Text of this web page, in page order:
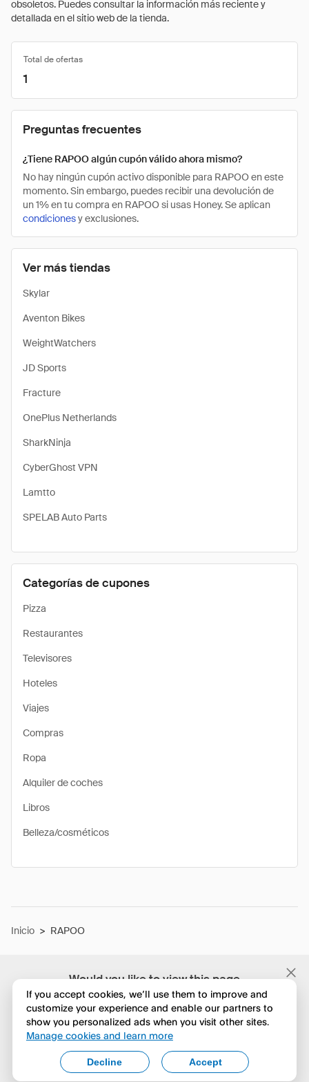
Would you like to view this page
in English?
No, seguir navegando
Yes, change to English
obsoletos. Puedes consultar la información más reciente y
detallada en el sitio web de la tienda.
Ver más tiendas
Skylar
Aventon Bikes
WeightWatchers
JD Sports
Fracture
OnePlus Netherlands
SharkNinja
CyberGhost VPN
Lamtto
SPELAB Auto Parts
Categorías de cupones
Pizza
Restaurantes
Televisores
Hoteles
Viajes
Compras
Ropa
Alquiler de coches
Libros
Belleza/cosméticos
Total de ofertas
1
Preguntas frecuentes
¿Tiene RAPOO algún cupón válido ahora mismo?
No hay ningún cupón activo disponible para RAPOO en este
momento. Sin embargo, puedes recibir una devolución de
un 1% en tu compra en RAPOO si usas Honey. Se aplican
condicionesy exclusiones.
Inicio > RAPOO
If you accept cookies, we’ll use them to improve and
customize your experience and enable our partners to
show you personalized ads when you visit other sites.
Manage cookies and learn more
Accept
Decline